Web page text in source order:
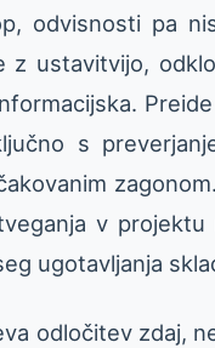
odvisnosti pa
z ustavitvijo,
s
v
ugotavljanja
odločitev zdaj,